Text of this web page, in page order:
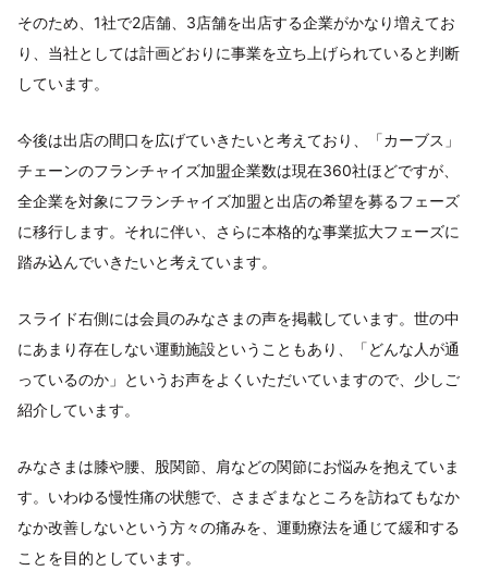
そのため、1社で2店舗、3店舗を出店する企業がかなり増えてお
り、当社としては計画どおりに事業を立ち上げられていると判断
しています。
今後は出店の間口を広げていきたいと考えており、「カーブス」
チェーンのフランチャイズ加盟企業数は現在360社ほどですが、
全企業を対象にフランチャイズ加盟と出店の希望を募るフェーズ
に移行します。それに伴い、さらに本格的な事業拡大フェーズに
踏み込んでいきたいと考えています。
スライド右側には会員のみなさまの声を掲載しています。世の中
にあまり存在しない運動施設ということもあり、「どんな人が通
っているのか」というお声をよくいただいていますので、少しご
紹介しています。
みなさまは膝や腰、股関節、肩などの関節にお悩みを抱えていま
す。いわゆる慢性痛の状態で、さまざまなところを訪ねてもなか
なか改善しないという方々の痛みを、運動療法を通じて緩和する
ことを目的としています。